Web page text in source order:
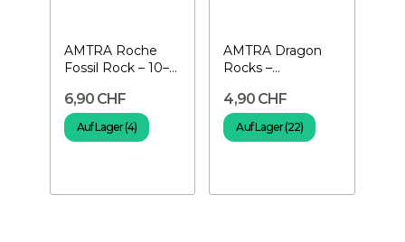
AMTRA Roche
Fossil Rock – 10–
6,90 CHF
Auf Lager (4)
AMTRA Dragon
Rocks –
Größen
4,90 CHF
Auf Lager (22)